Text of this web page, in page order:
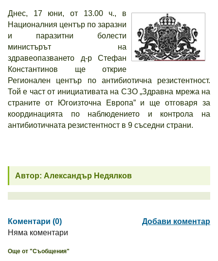
Днес, 17 юни, от 13.00 ч., в
Националния център по заразни
и паразитни болести
министърът на
здравеопазването д-р Стефан
Константинов ще открие
Регионален център по антибиотична резистентност.
Той е част от инициативата на СЗО „Здравна мрежа на
страните от Югоизточна Европа” и ще отговаря за
координацията по наблюдението и контрола на
антибиотичната резистентност в 9 съседни страни.
Автор: Александър Недялков
Коментари (0)
Добави коментар
Няма коментари
Още от "Съобщения"